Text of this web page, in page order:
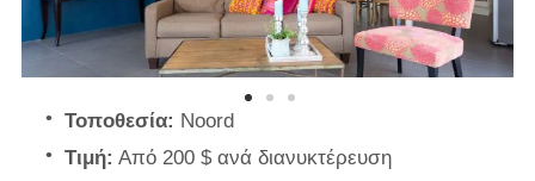
Τοποθεσία: Noord
Τιμή: Από 200 $ ανά διανυκτέρευση